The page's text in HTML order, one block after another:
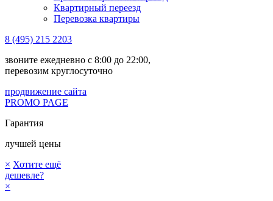
Квартирный переезд
Перевозка квартиры
8 (495) 215 2203
звоните ежедневно с 8:00 до 22:00,
перевозим круглосуточно
продвижение сайта
PROMO PAGE
Гарантия
лучшей цены
× Хотите ещё
дешевле?
×